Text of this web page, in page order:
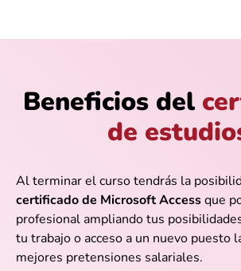
Beneficios del
de
Al terminar el curso tendrás la
certificado de Microsoft Accessque
profesional ampliando tus
tu trabajo o acceso a un nuevo puesto
mejores pretensiones salariales.